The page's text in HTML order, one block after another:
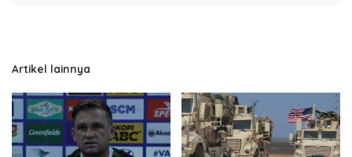
Artikel lainnya